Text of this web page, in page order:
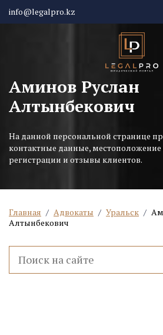
info@legalpro.kz
Аминов Руслан
Алтынбекович
На данной персональной странице
контактные данные, местоположение
регистрации и отзывы клиентов.
Главная / Адвокаты / Уральск /
Алтынбекович